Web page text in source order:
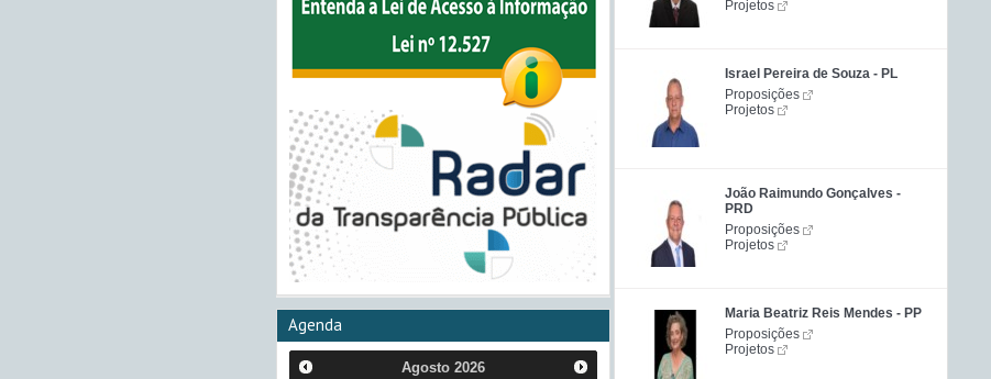
Projetos
Israel Pereira de Souza - PL
Proposições
Projetos
João Raimundo Gonçalves -
PRD
Proposições
Projetos
Maria Beatriz Reis Mendes - PP
Proposições
Projetos
Agenda
Agosto 2026